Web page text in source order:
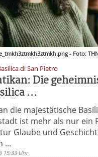
- Foto:
di San Pietro
Die
...
die majestätische
ist mehr als nur ein
Glaube und
...
15:33 Uhr